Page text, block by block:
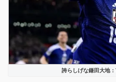
誇らしげな鎌田大地